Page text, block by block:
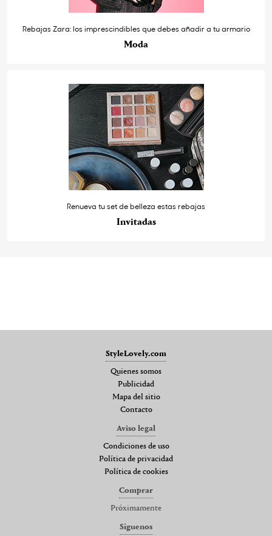
Rebajas Zara: los imprescindibles que debes añadir a tu armario
Moda
Renueva tu set de belleza estas rebajas
Invitadas
StyleLovely.com
Quienes somos
Publicidad
Mapa del sitio
Contacto
Aviso legal
Condiciones de uso
Política de privacidad
Política de cookies
Comprar
Próximamente
Síguenos